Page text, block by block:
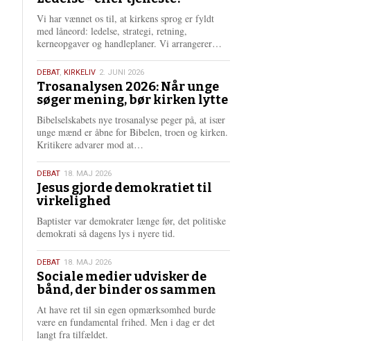
e
r
e
2026
Vi har vænnet os til, at kirkens sprog er fyldt
med låneord: ledelse, strategi, retning,
kerneopgaver og handleplaner. Vi arrangerer…
r
e
2.
juni
2026
DEBAT, KIRKELIV 2. JUNI 2026
Trosanalysen 2026: Når unge
søger mening, bør kirken lytte
Bibelselskabets nye trosanalyse peger på, at især
unge mænd er åbne for Bibelen, troen og kirken.
Kritikere advarer mod at…
e
e
18.
maj
2026
DEBAT 18. MAJ 2026
Jesus gjorde demokratiet til
virkelighed
Baptister var demokrater længe før, det politiske
demokrati så dagens lys i nyere tid.
18.
maj
2026
DEBAT 18. MAJ 2026
Sociale medier udvisker de
bånd, der binder os sammen
At have ret til sin egen opmærksomhed burde
være en fundamental frihed. Men i dag er det
langt fra tilfældet.